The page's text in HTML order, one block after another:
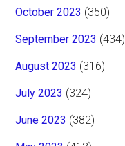
October 2023 (350)
September 2023 (434)
August 2023 (316)
July 2023 (324)
June 2023 (382)